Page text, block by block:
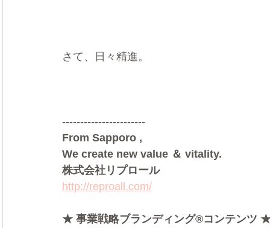
さて、日々精進。
-----------------------
From Sapporo ,
We create new value ＆ vitality.
株式会社リプロール
http://reproall.com/
★ 事業戦略ブランディング®コンテンツ